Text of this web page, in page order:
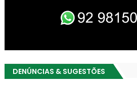
DENÚNCIAS & SUGESTÕES